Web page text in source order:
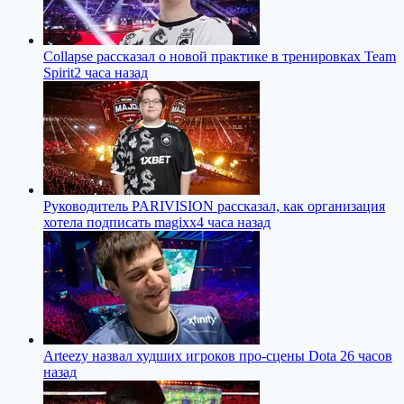
Collapse рассказал о новой практике в тренировках Team
Spirit2 часа назад
Руководитель PARIVISION рассказал, как организация
хотела подписать magixx4 часа назад
Arteezy назвал худших игроков про-сцены Dota 26 часов
назад